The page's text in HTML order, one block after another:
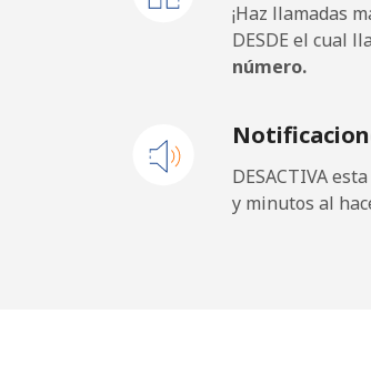
Línea fija
Cayman
Línea fija
¡Haz llamadas
DESDE el cual
número.
DESACTIVA
y minutos al